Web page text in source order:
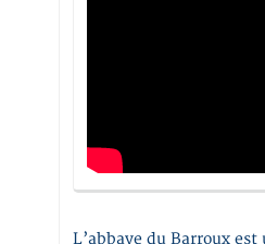
L’abbaye du Barroux est